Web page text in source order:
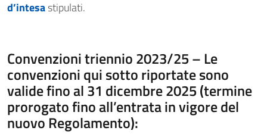
d’intesastipulati.
Convenzioni triennio 2023/25 – Le
convenzioni qui sotto riportate sono
valide fino al 31 dicembre 2025 (termine
prorogato fino all’entrata in vigore del
nuovo Regolamento):